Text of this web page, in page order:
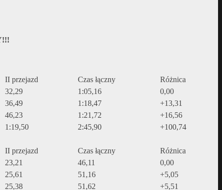
II przejazd Czas łączny
Różnica
32,29
1:05,16
0,00
36,49
1:18,47
+13,31
46,23
1:21,72
+16,56
1:19,50
2:45,90 +100,74
II przejazd Czas łączny
Różnica
23,21
46,11
0,00
25,61
51,16
+5,05
25,38
51,62
+5,51